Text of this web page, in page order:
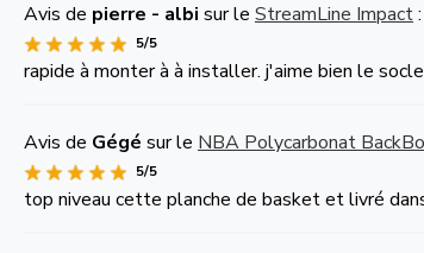
Avis de pierre - albi sur le StreamLine Impact:
5/5
rapide à monter à à installer. j'aime bien le
Avis de Gégé sur le NBA Polycarbonat
5/5
top niveau cette planche de basket et livré